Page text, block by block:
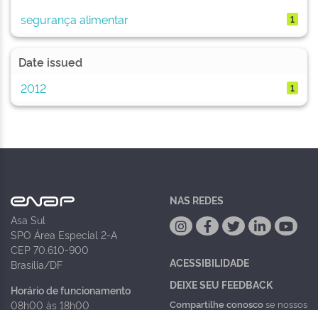
segurança alimentar 1
Date issued
2012
1
Asa Sul
SPO Área Especial 2-A
CEP 70.610-900
Brasília/DF
Horário de funcionamento
08h00 às 18h00
NAS REDES
ACESSIBILIDADE
DEIXE SEU FEEDBACK
Compartilhe conoscose nossos